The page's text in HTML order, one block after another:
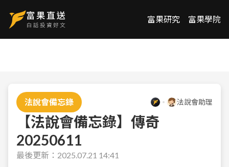
富果研究 富果學院
法說會備忘錄 法說會助理
【法說會備忘錄】傳奇
20250611
最後更新： 2025.07.21 14:41